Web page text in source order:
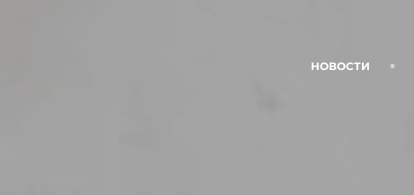
НОВОСТИ